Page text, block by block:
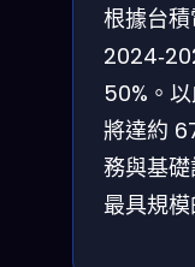
根據台
50%。
將達約
務與基
最具規